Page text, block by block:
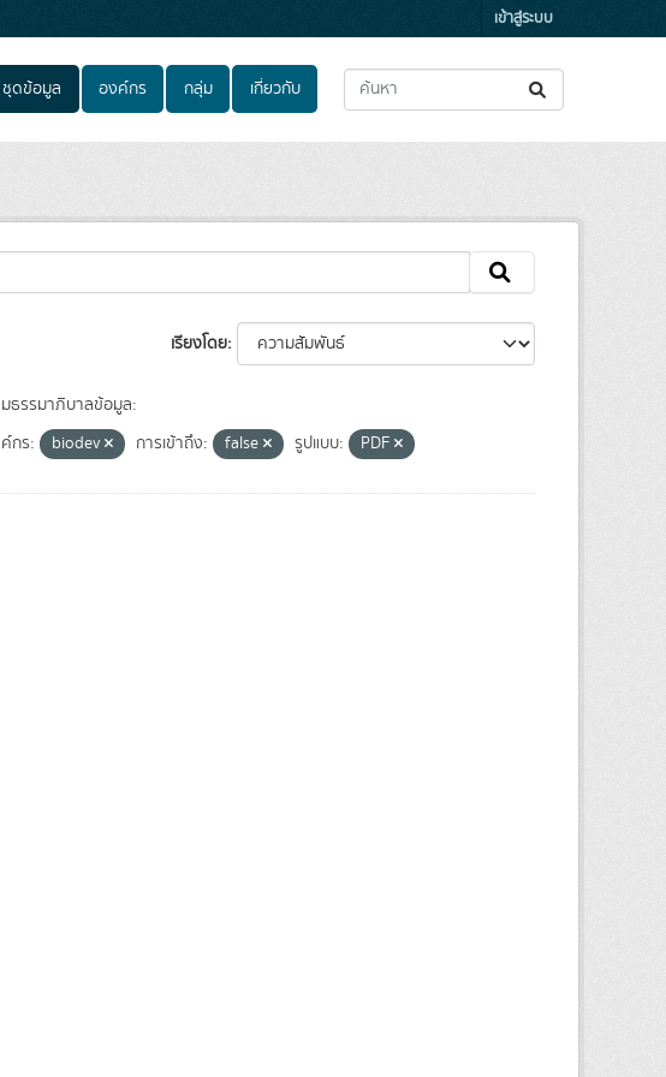
เข้าสู่ระบบ
ชุดข้อมูล องค์กร กลุ่ม เกี่ยวกับ
เรียงโดย
ธรรมาภิบาลข้อมูล:
กร: biodev การเข้าถึง: false รูปแบบ: PDF